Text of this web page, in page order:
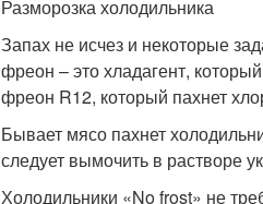
Разморозка холодильника
Запах не исчез и некоторые
фреон – это хладагент,
фреон R12, который пахнет
Бывает мясо пахнет
следует вымочить в растворе
Холодильники «No frost» не